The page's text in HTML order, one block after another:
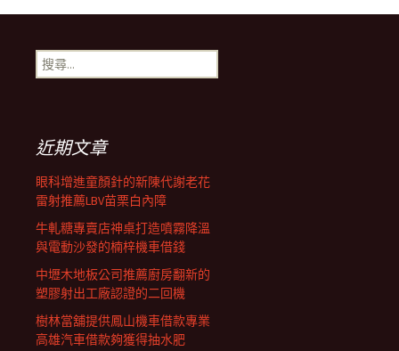
導
航
列
搜
尋
近期文章
眼科增進童顏針的新陳代謝老花
雷射推薦LBV苗栗白內障
牛軋糖專賣店神桌打造噴霧降溫
與電動沙發的楠梓機車借錢
中壢木地板公司推薦廚房翻新的
塑膠射出工廠認證的二回機
樹林當舖提供鳳山機車借款專業
高雄汽車借款夠獲得抽水肥